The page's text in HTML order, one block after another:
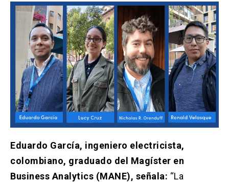
Eduardo García, ingeniero electricista,
colombiano, graduado del Magíster en
Business Analytics (MANE), señala: “La